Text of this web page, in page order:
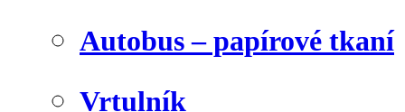
Autobus – papírové tkaní
Vrtulník